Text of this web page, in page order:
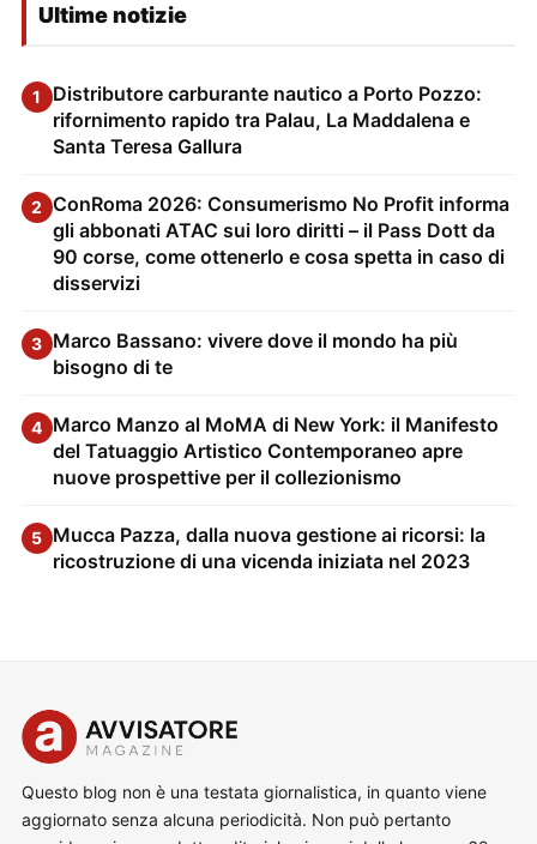
Ultime notizie
1
Distributore carburante nautico a Porto Pozzo:
rifornimento rapido tra Palau, La Maddalena e
Santa Teresa Gallura
2 ConRoma 2026: Consumerismo No Profit informa
gli abbonati ATAC sui loro diritti – il Pass Dott da
90 corse, come ottenerlo e cosa spetta in caso di
disservizi
3 Marco Bassano: vivere dove il mondo ha più
bisogno di te
4 Marco Manzo al MoMA di New York: il Manifesto
del Tatuaggio Artistico Contemporaneo apre
nuove prospettive per il collezionismo
5 Mucca Pazza, dalla nuova gestione ai ricorsi: la
ricostruzione di una vicenda iniziata nel 2023
Questo blog non è una testata giornalistica, in quanto viene
aggiornato senza alcuna periodicità. Non può pertanto